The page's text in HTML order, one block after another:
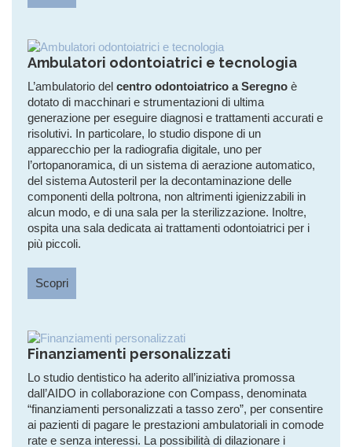
Ambulatori odontoiatrici e tecnologia
L’ambulatorio del centro odontoiatrico a Seregno è
dotato di macchinari e strumentazioni di ultima
generazione per eseguire diagnosi e trattamenti accurati e
risolutivi. In particolare, lo studio dispone di un
apparecchio per la radiografia digitale, uno per
l’ortopanoramica, di un sistema di aerazione automatico,
del sistema Autosteril per la decontaminazione delle
componenti della poltrona, non altrimenti igienizzabili in
alcun modo, e di una sala per la sterilizzazione. Inoltre,
ospita una sala dedicata ai trattamenti odontoiatrici per i
più piccoli.
Scopri
Finanziamenti personalizzati
Lo studio dentistico ha aderito all’iniziativa promossa
dall’AIDO in collaborazione con Compass, denominata
“finanziamenti personalizzati a tasso zero”, per consentire
ai pazienti di pagare le prestazioni ambulatoriali in comode
rate e senza interessi. La possibilità di dilazionare i